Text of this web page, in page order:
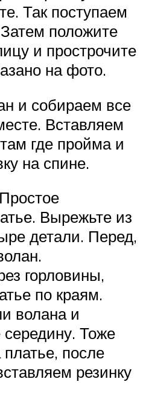
Так поступаем
положите
и прострочите
на фото.
и собираем все
Вставляем
где пройма и
на спине.
Вырежьте из
детали. Перед,
горловины,
по краям.
волана и
середину. Тоже
после
резинку